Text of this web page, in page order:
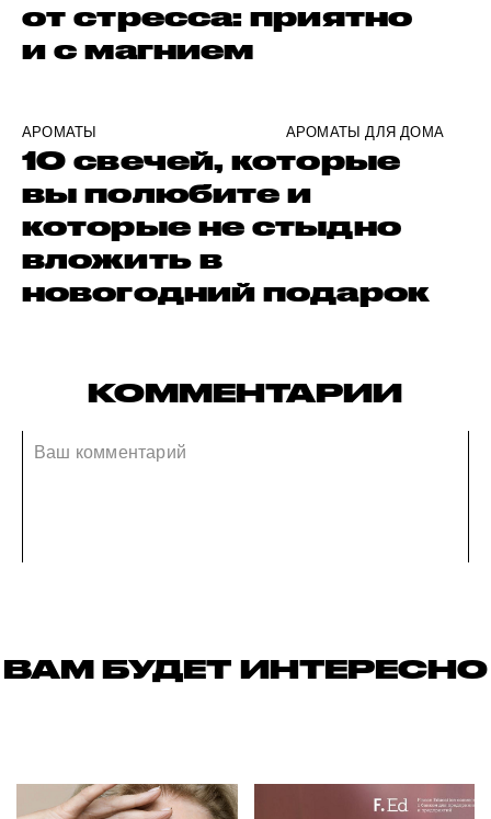
от стресса: приятно
и с магнием
АРОМАТЫ АРОМАТЫ ДЛЯ ДОМА
10 свечей, которые
вы полюбите и
которые не стыдно
вложить в
новогодний подарок
КОММЕНТАРИИ
ВАМ БУДЕТ ИНТЕРЕСНО